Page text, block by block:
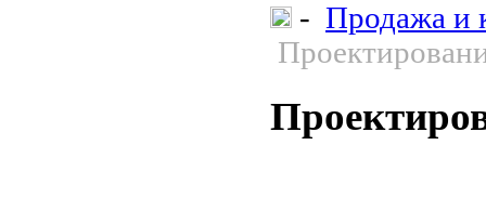
- Продажа и